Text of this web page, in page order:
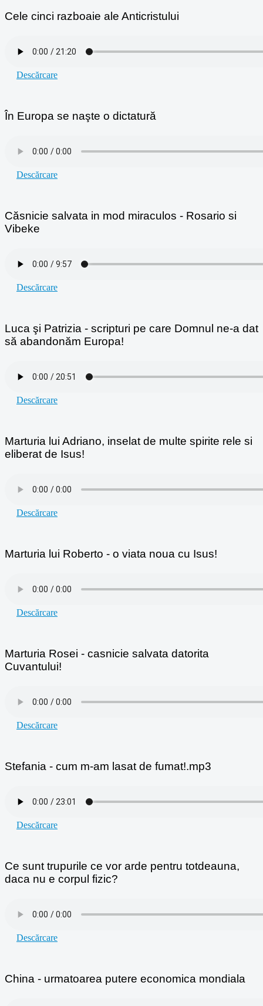
Cele cinci razboaie ale Anticristului
Descărcare
În Europa se naşte o dictatură
Descărcare
Căsnicie salvata in mod miraculos - Rosario si
Vibeke
Descărcare
Luca şi Patrizia - scripturi pe care Domnul ne-a dat
să abandonăm Europa!
Descărcare
Marturia lui Adriano, inselat de multe spirite rele si
eliberat de Isus!
Descărcare
Marturia lui Roberto - o viata noua cu Isus!
Descărcare
Marturia Rosei - casnicie salvata datorita
Cuvantului!
Descărcare
Stefania - cum m-am lasat de fumat!.mp3
Descărcare
Ce sunt trupurile ce vor arde pentru totdeauna,
daca nu e corpul fizic?
Descărcare
China - urmatoarea putere economica mondiala